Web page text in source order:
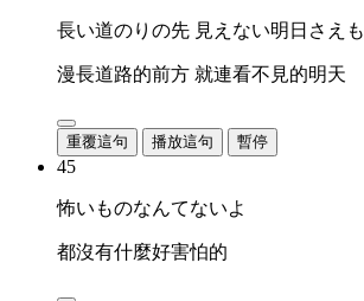
長い道のりの先 見えない明日さえも
漫長道路的前方 就連看不見的明天
重覆這句 播放這句 暫停
45
怖いものなんてないよ
都沒有什麼好害怕的